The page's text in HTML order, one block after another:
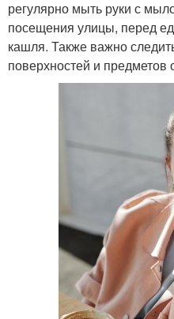
регулярно мыть руки с
посещения улицы, перед
кашля. Также важно
поверхностей и предметов